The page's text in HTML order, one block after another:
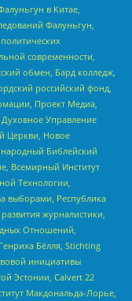
в Китае,
Фалуньгун,
современности,
обмен, Бард колледж,
российский фонд,
Проект Медиа,
Управление
Церкви, Новое
Библейский
Всемирный Институт
Технологии,
выборами, Республика
журналистики,
Отношений,
Бёлля, Stichting
инициативы
Эстонии, Calvert 22
Макдональда-Лорье,